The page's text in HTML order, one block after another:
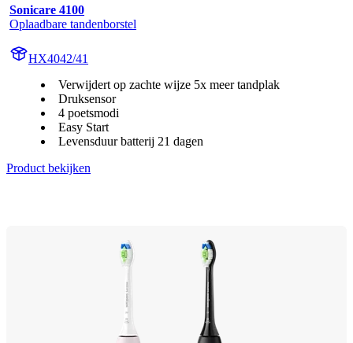
Sonicare 4100
Oplaadbare tandenborstel
HX4042/41
Verwijdert op zachte wijze 5x meer tandplak
Druksensor
4 poetsmodi
Easy Start
Levensduur batterij 21 dagen
Product bekijken